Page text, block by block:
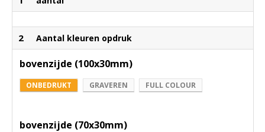
2 Aantal kleuren opdruk
bovenzijde (100x30mm)
ONBEDRUKT GRAVEREN FULL COLOUR
bovenzijde (70x30mm)